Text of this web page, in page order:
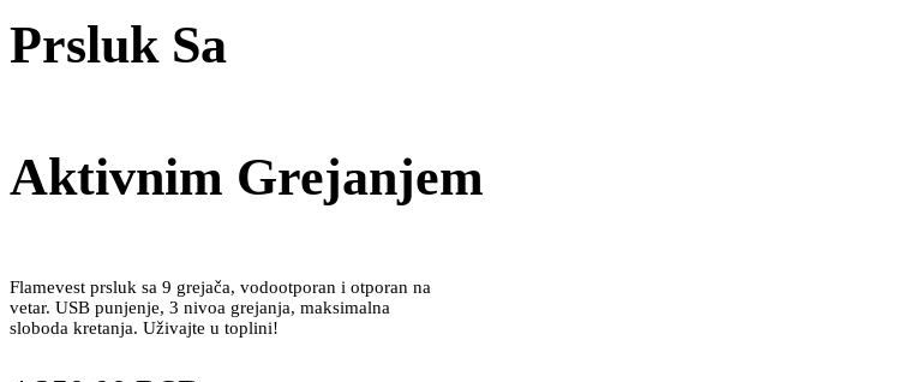
Prsluk Sa
Aktivnim Grejanjem
Flamevest prsluk sa 9 grejača, vodootporan i otporan na
vetar. USB punjenje, 3 nivoa grejanja, maksimalna
sloboda kretanja. Uživajte u toplini!